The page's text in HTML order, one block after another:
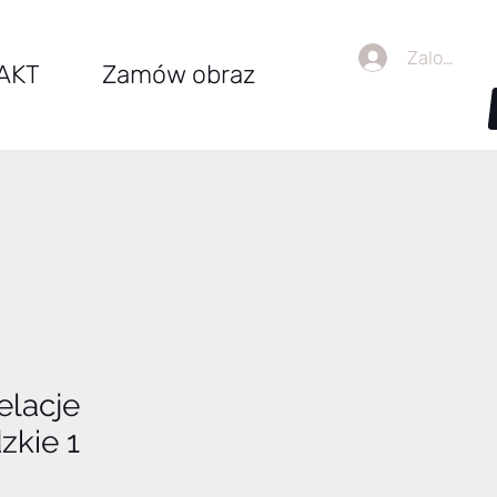
Zamów obraz
Zaloguj się
1